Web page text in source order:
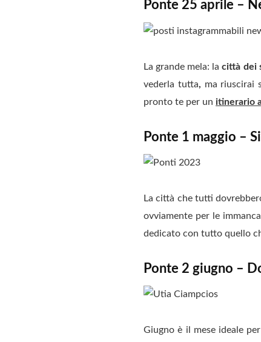
Ponte 25 aprile –
La grande mela: lacittà dei
vederla tutta, ma riuscirai
pronto te per un itinerario
Ponte 1 maggio –
La città che tutti
ovviamente per le
dedicato con tutto quello
Ponte 2 giugno –
Giugno è il mese ideale